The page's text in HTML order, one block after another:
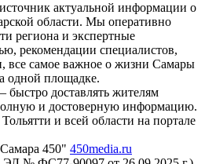
актуальной информации о
области. Мы оперативно
региона и экспертные
рекомендации специалистов,
все самое важное о жизни Самары
одной площадке.
доставлять жителям
и достоверную информацию.
и всей области на портале
450" 450media.ru